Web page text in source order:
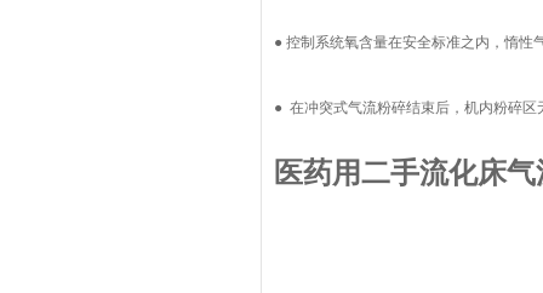
● 控制系统氧含量在安全标准之内，惰性
● 在冲突式气流粉碎结束后，机内粉碎区
医药用二手流化床